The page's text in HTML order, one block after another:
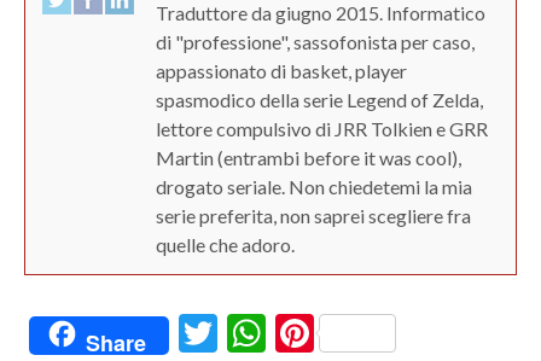
Traduttore da giugno 2015. Informatico
di "professione", sassofonista per caso,
appassionato di basket, player
spasmodico della serie Legend of Zelda,
lettore compulsivo di JRR Tolkien e GRR
Martin (entrambi before it was cool),
drogato seriale. Non chiedetemi la mia
serie preferita, non saprei scegliere fra
quelle che adoro.
Share Twitter
WhatsApp
Pinterest